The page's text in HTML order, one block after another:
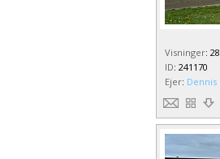
Visninger: 28
ID: 241170
Ejer: